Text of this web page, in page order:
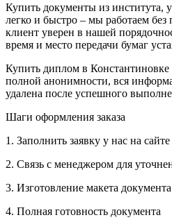
Купить документы из института,
легко и быстро – мы работаем
клиент уверен в нашей
время и место передачи бумаг
Купить диплом в
полной анонимности, вся
удалена после успешного
Шаги оформления заказа
1. Заполнить заявку у нас на сайте
2. Связь с менеджером для
3. Изготовление макета
4. Полная готовность документа